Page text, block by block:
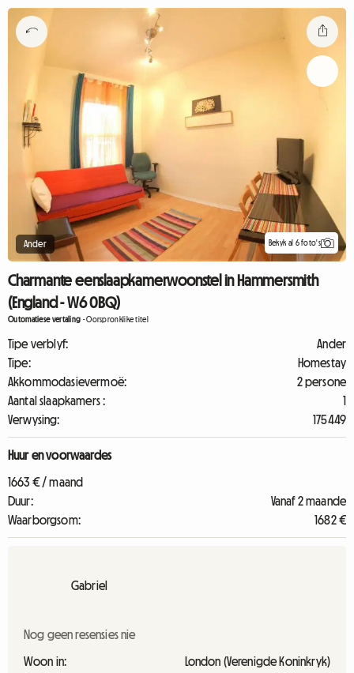
Ander Bekyk al 6 foto's
Charmante eenslaapkamerwoonstel in Hammersmith
(England - W6 0BQ)
Outomatiese vertaling -Oorspronklike titel
Tipe verblyf:
Ander
Tipe:
Homestay
Akkommodasievermoë:
2 persone
Aantal slaapkamers :
1
Verwysing:
175449
Huur en voorwaardes
1663 € / maand
Duur:
Vanaf 2 maande
Waarborgsom:
1682 €
Gabriel
Nog geen resensies nie
Woon in:
London (Verenigde Koninkryk)